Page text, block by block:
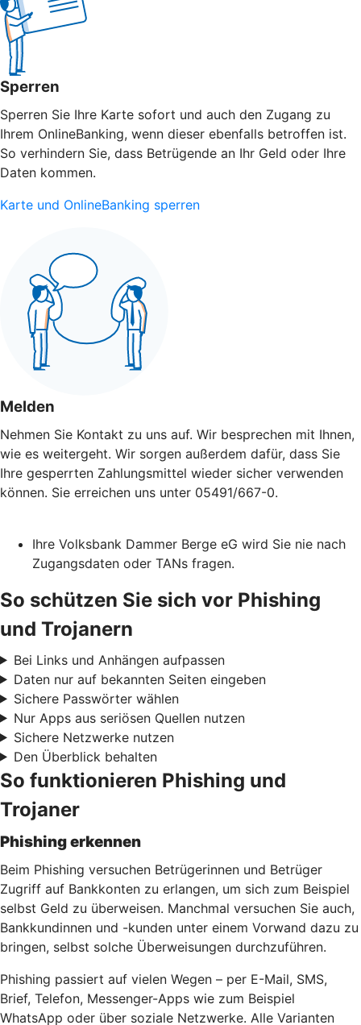
Sperren
Sperren Sie Ihre Karte sofort und auch den Zugang zu
Ihrem OnlineBanking, wenn dieser ebenfalls betroffen ist.
So verhindern Sie, dass Betrügende an Ihr Geld oder Ihre
Daten kommen.
Karte und OnlineBanking sperren
Melden
Nehmen Sie Kontakt zu uns auf. Wir besprechen mit Ihnen,
wie es weitergeht. Wir sorgen außerdem dafür, dass Sie
Ihre gesperrten Zahlungsmittel wieder sicher verwenden
können. Sie erreichen uns unter 05491/667-0.
Ihre Volksbank Dammer Berge eG wird Sie nie nach
Zugangsdaten oder TANs fragen.
So schützen Sie sich vor Phishing
und Trojanern
Bei Links und Anhängen aufpassen
Daten nur auf bekannten Seiten eingeben
Sichere Passwörter wählen
Nur Apps aus seriösen Quellen nutzen
Sichere Netzwerke nutzen
Den Überblick behalten
So funktionieren Phishing und
Trojaner
Phishing erkennen
Beim Phishing versuchen Betrügerinnen und Betrüger
Zugriff auf Bankkonten zu erlangen, um sich zum Beispiel
selbst Geld zu überweisen. Manchmal versuchen Sie auch,
Bankkundinnen und -kunden unter einem Vorwand dazu zu
bringen, selbst solche Überweisungen durchzuführen.
Phishing passiert auf vielen Wegen – per E-Mail, SMS,
Brief, Telefon, Messenger-Apps wie zum Beispiel
WhatsApp oder über soziale Netzwerke. Alle Varianten